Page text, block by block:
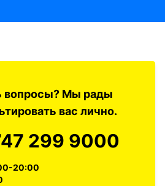
вопросы? Мы рады
вас лично.
299 9000
20:00